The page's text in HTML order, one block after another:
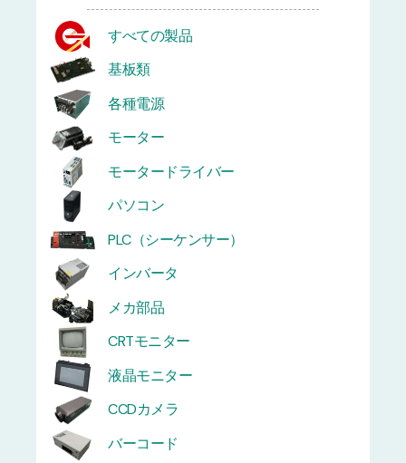
すべての製品
基板類
各種電源
モーター
モータードライバー
パソコン
PLC（シーケンサー）
インバータ
メカ部品
CRTモニター
液晶モニター
CCDカメラ
バーコード